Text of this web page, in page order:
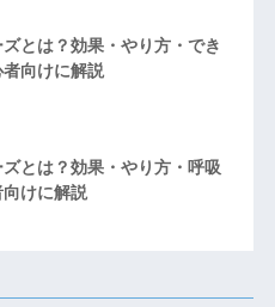
とは？効果・やり方・でき
向けに解説
とは？効果・やり方・呼吸
けに解説